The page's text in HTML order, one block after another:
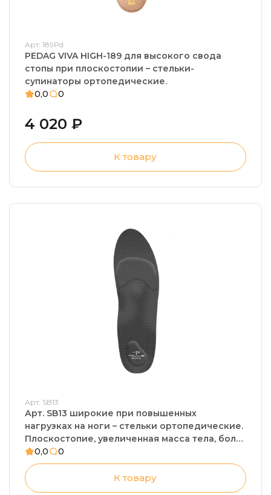
Арт: 189Pd
PEDAG VIVA HIGH-189 для высокого свода
стопы при плоскостопии – стельки-
супинаторы ортопедические.
0,0
0
4 020 ₽
К товару
Арт: SB13
Арт. SB13 широкие при повышенных
нагрузках на ноги – стельки ортопедические.
Плоскостопие, увеличенная масса тела, боли
в пятке
0,0 0
К товару